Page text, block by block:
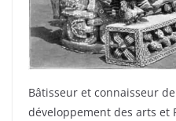
Bâtisseur et connaisseur
développement des arts et